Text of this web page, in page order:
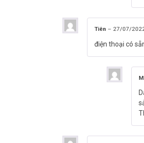
Tiên – 27/07/
điện thoại có